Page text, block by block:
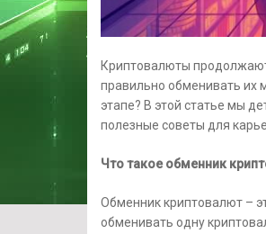
Криптовалюты
правильно обменивать их
этапе? В этой статье мы
полезные советы для
Что такое обменник
Обменник криптовалют –
обменивать одну